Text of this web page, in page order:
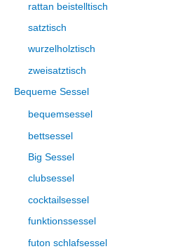
rattan beistelltisch
satztisch
wurzelholztisch
zweisatztisch
Bequeme Sessel
bequemsessel
bettsessel
Big Sessel
clubsessel
cocktailsessel
funktionssessel
futon schlafsessel